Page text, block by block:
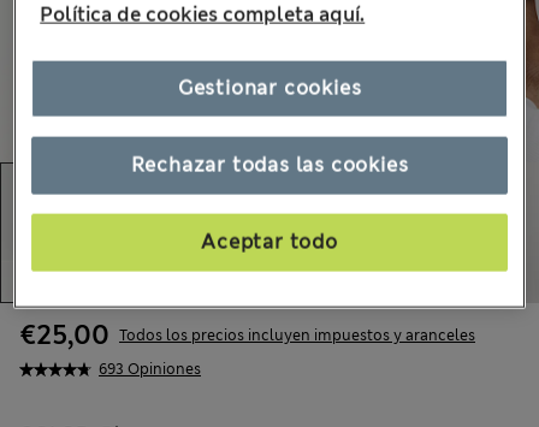
693 Opiniones
€25,00 Todos los precios incluyen impuestos y aranceles
Política de cookies completa aquí.
Rechazar todas las cookies
Aceptar todo
Gestionar cookies